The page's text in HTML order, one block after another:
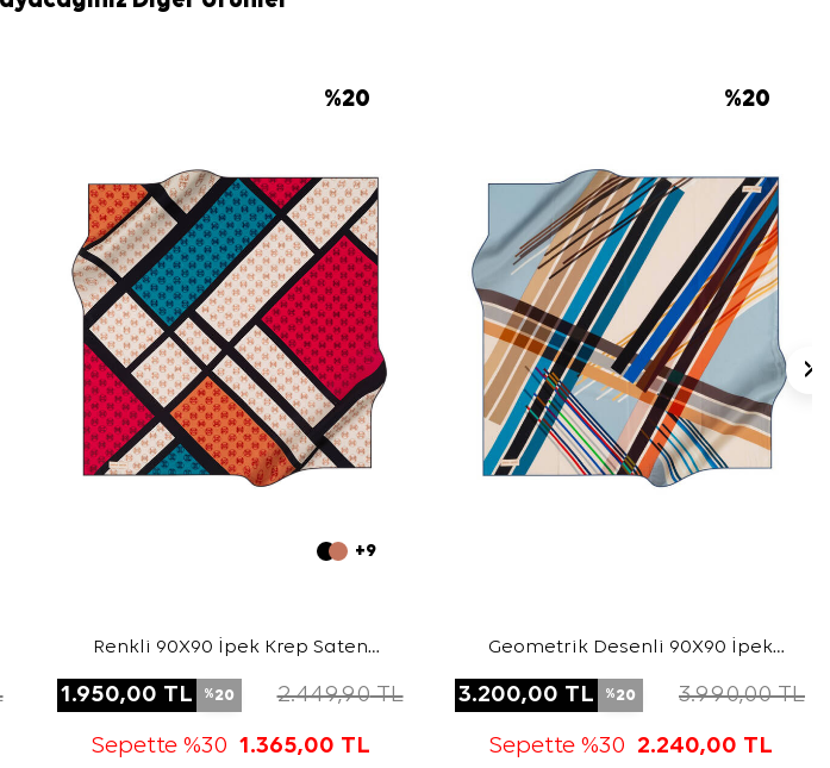
%20
+9
Renkli 90X90 İpek Krep Saten
1.950,00 TL %20 2.449,90TL
Sepette %30 1.365,00 TL
%20
Geometrik Desenli 90X90 İpek
3.200,00 TL %20 3.990,00TL
Sepette %30 2.240,00 TL